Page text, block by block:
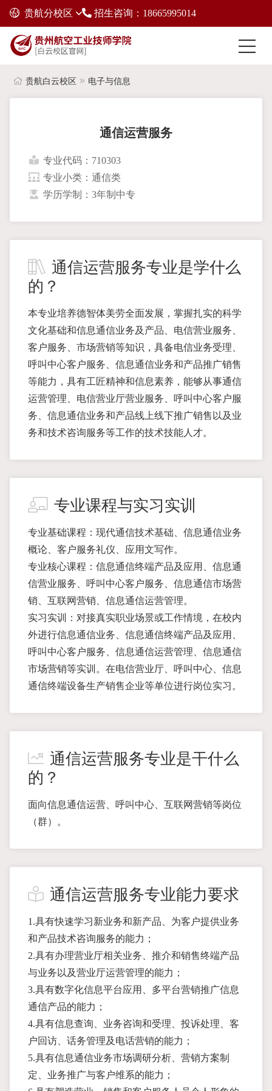
贵航分校区 招生咨询：18665995014
贵航白云校区 电子与信息
通信运营服务
专业代码：710303
专业小类：通信类
学历学制：3年制中专
通信运营服务专业是学什么
的？
本专业培养德智体美劳全面发展，掌握扎实的科学
文化基础和信息通信业务及产品、电信营业服务、
客户服务、市场营销等知识，具备电信业务受理、
呼叫中心客户服务、信息通信业务和产品推广销售
等能力，具有工匠精神和信息素养，能够从事通信
运营管理、电信营业厅营业服务、呼叫中心客户服
务、信息通信业务和产品线上线下推广销售以及业
务和技术咨询服务等工作的技术技能人才。
专业课程与实习实训
专业基础课程：现代通信技术基础、信息通信业务
概论、客户服务礼仪、应用文写作。
专业核心课程：信息通信终端产品及应用、信息通
信营业服务、呼叫中心客户服务、信息通信市场营
销、互联网营销、信息通信运营管理。
实习实训：对接真实职业场景或工作情境，在校内
外进行信息通信业务、信息通信终端产品及应用、
呼叫中心客户服务、信息通信运营管理、信息通信
市场营销等实训。在电信营业厅、呼叫中心、信息
通信终端设备生产销售企业等单位进行岗位实习。
通信运营服务专业是干什么
的？
面向信息通信运营、呼叫中心、互联网营销等岗位
（群）。
通信运营服务专业能力要求
1.具有快速学习新业务和新产品、为客户提供业务
和产品技术咨询服务的能力；
2.具有办理营业厅相关业务、推介和销售终端产品
与业务以及营业厅运营管理的能力；
3.具有数字化信息平台应用、多平台营销推广信息
通信产品的能力；
4.具有信息查询、业务咨询和受理、投诉处理、客
户回访、话务管理及电话营销的能力；
5.具有信息通信业务市场调研分析、营销方案制
定、业务推广与客户维系的能力；